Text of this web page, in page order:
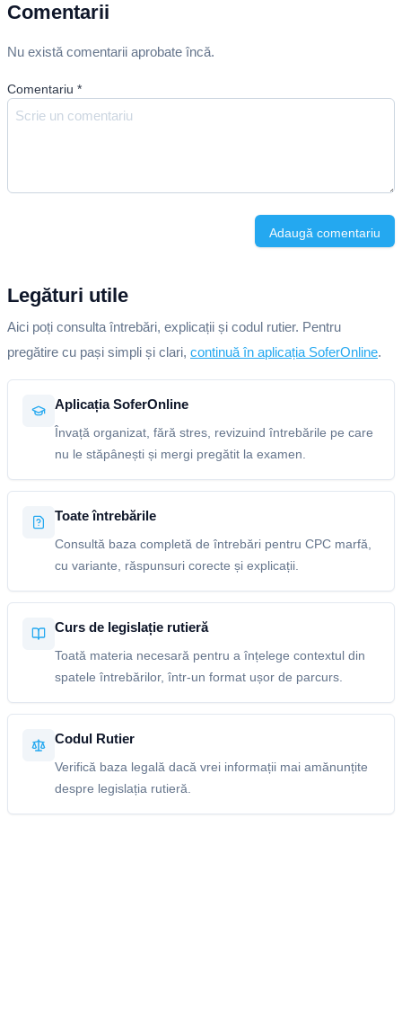
Comentarii
Nu există comentarii aprobate încă.
Comentariu *
Adaugă comentariu
Legături utile
Aici poți consulta întrebări, explicații și codul rutier. Pentru
pregătire cu pași simpli și clari, continuă în aplicația SoferOnline.
Aplicația SoferOnline
Învață organizat, fără stres, revizuind întrebările pe care
nu le stăpânești și mergi pregătit la examen.
Toate întrebările
Consultă baza completă de întrebări pentru CPC marfă,
cu variante, răspunsuri corecte și explicații.
Curs de legislație rutieră
Toată materia necesară pentru a înțelege contextul din
spatele întrebărilor, într-un format ușor de parcurs.
Codul Rutier
Verifică baza legală dacă vrei informații mai amănunțite
despre legislația rutieră.